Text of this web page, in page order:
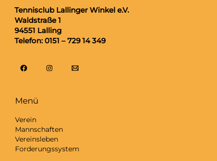
Tennisclub Lallinger Winkel e.V.
Waldstraße 1
94551 Lalling
Telefon: 0151 – 729 14 349
Menü
Verein
Mannschaften
Vereinsleben
Forderungssystem